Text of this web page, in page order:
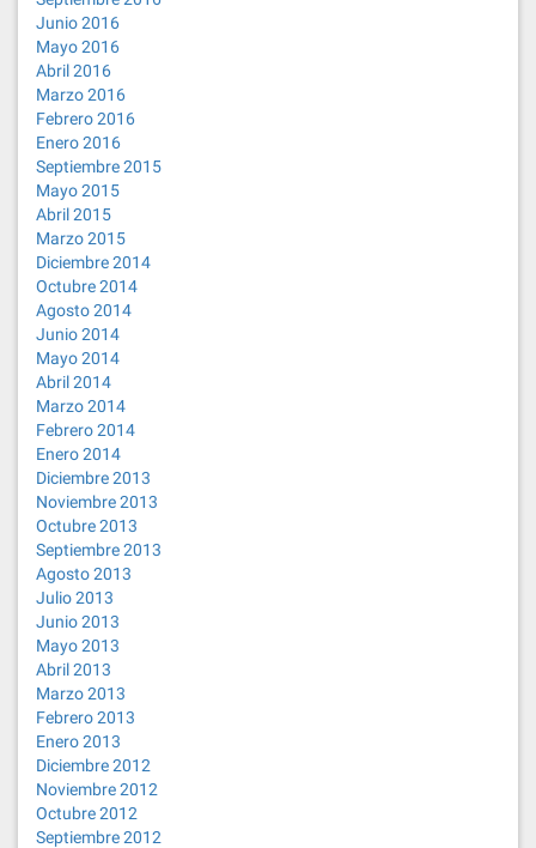
Junio 2016
Mayo 2016
Abril 2016
Marzo 2016
Febrero 2016
Enero 2016
Septiembre 2015
Mayo 2015
Abril 2015
Marzo 2015
Diciembre 2014
Octubre 2014
Agosto 2014
Junio 2014
Mayo 2014
Abril 2014
Marzo 2014
Febrero 2014
Enero 2014
Diciembre 2013
Noviembre 2013
Octubre 2013
Septiembre 2013
Agosto 2013
Julio 2013
Junio 2013
Mayo 2013
Abril 2013
Marzo 2013
Febrero 2013
Enero 2013
Diciembre 2012
Noviembre 2012
Octubre 2012
Septiembre 2012